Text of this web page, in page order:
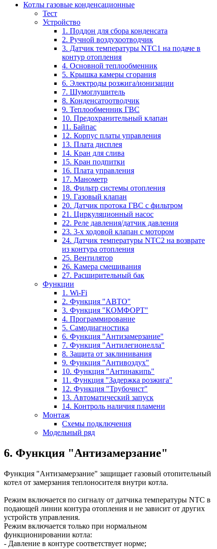
Котлы газовые конденсационные
Тест
Устройство
1. Поддон для сбора конденсата
2. Ручной воздухоотводчик
3. Датчик температуры NTC1 на подаче в
контур отопления
4. Основной теплообменник
5. Крышка камеры сгорания
6. Электроды розжига/ионизации
7. Шумоглушитель
8. Конденсатоотводчик
9. Теплообменник ГВС
10. Предохранительный клапан
11. Байпас
12. Корпус платы управления
13. Плата дисплея
14. Кран для слива
15. Кран подпитки
16. Плата управления
17. Манометр
18. Фильтр системы отопления
19. Газовый клапан
20. Датчик протока ГВС с фильтром
21. Циркуляционный насос
22. Реле давления/датчик давления
23. 3-х ходовой клапан с мотором
24. Датчик температуры NTC2 на возврате
из контура отопления
25. Вентилятор
26. Камера смешивания
27. Расширительный бак
Функции
1. Wi-Fi
2. Функция "АВТО"
3. Функция "КОМФОРТ"
4. Программирование
5. Самодиагностика
6. Функция "Антизамерзание"
7. Функция "Антилегионелла"
8. Защита от заклинивания
9. Функция "Антивоздух"
10. Функция "Антинакипь"
11. Функция "Задержка розжига"
12. Функция "Трубочист"
13. Автоматический запуск
14. Контроль наличия пламени
Монтаж
Схемы подключения
Модельный ряд
6. Функция "Антизамерзание"
Функция "Антизамерзание" защищает газовый отопительный
котел от замерзания теплоносителя внутри котла.
Режим включается по сигналу от датчика температуры NTC в
подающей линии контура отопления и не зависит от других
устройств управления.
Режим включается только при нормальном
функционировании котла:
- Давление в контуре соответствует норме;